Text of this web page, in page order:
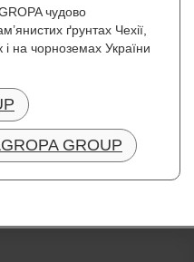
чудово
ґрунтах Чехії,
і на чорноземах України
GROUP